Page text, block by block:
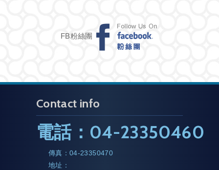
FB粉絲團
Contact info
電話： 04-23350460
傳真：04-23350470
地址：